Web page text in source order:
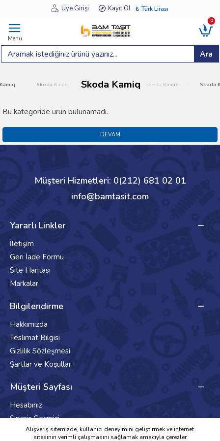
Üye Girişi Kayıt Ol ₺ Türk Lirası
Menü
0
Ara
Skoda Kamiq Skoda Kamiq Skoda Kamiq Skoda
Skoda Kamiq
Bu kategoride ürün bulunamadı.
DEVAM
Müşteri Hizmetleri: 0(212) 681 02 01
info@bamtasit.com
Yararlı Linkler
İletişim
Geri İade Formu
Site Haritası
Markalar
Bilgilendirme
Hakkımızda
Teslimat Bilgisi
Gizlilik Sözleşmesi
Şartlar ve Koşullar
Müşteri Sayfası
Hesabınız
Sipariş Geçmişi
Haber Bülteni
Alışveriş sitemizde, kullanıcı deneyimini geliştirmek ve internet
sitesinin verimli çalışmasını sağlamak amacıyla çerezler